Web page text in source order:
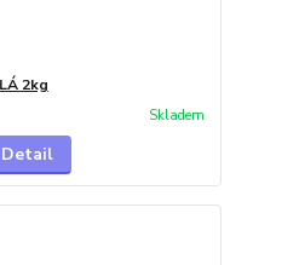
2kg
Skladem
Detail